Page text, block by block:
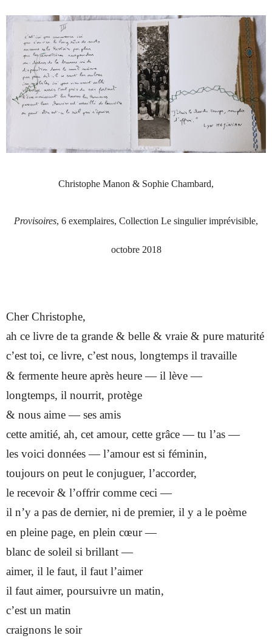
Christophe Manon & Sophie Chambard,
Provisoires, 6 exemplaires, Collection Le singulier imprévisible,
octobre 2018
Cher Christophe,
ah ce livre de ta grande & belle & vraie & pure maturité
c’est toi, ce livre, c’est nous, longtemps il travaille
& fermente heure après heure — il lève —
longtemps, il nourrit, protège
& nous aime — ses amis
cette amitié, ah, cet amour, cette grâce — tu l’as —
les voici données — l’amour est si féminin,
toujours on peut le conjuguer, l’accorder,
le recevoir & l’offrir comme ceci —
il n’y a pas de dernier, ni de premier, il y a le poème
en pleine page, en plein cœur —
blanc de soleil si brillant —
aimer, il le faut, il faut l’aimer
il faut aimer, poursuivre un matin,
c’est un matin
craignons le soir